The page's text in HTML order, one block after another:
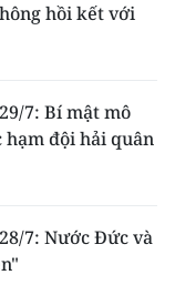
hồi kết với
7: Bí mật mô
hạm đội hải quân
7: Nước Đức và